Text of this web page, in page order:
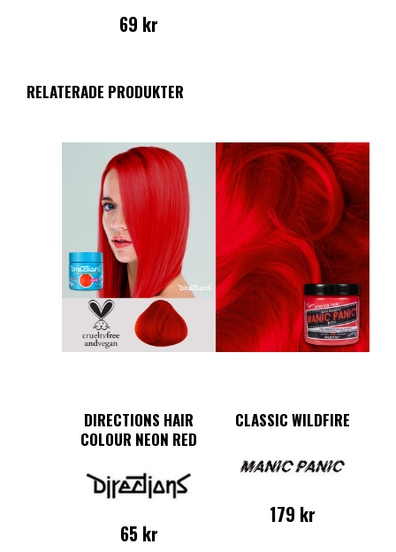
69 kr
RELATERADE PRODUKTER
DIRECTIONS HAIR
COLOUR NEON RED
65 kr
CLASSIC WILDFIRE
179 kr